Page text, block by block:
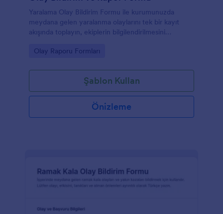
Yaralama Olay Bildirim Formu ile kurumunuzda
meydana gelen yaralanma olaylarını tek bir kayıt
akışında toplayın, ekiplerin bilgilendirilmesini
düzenli yönetin.
Go to Category:
Olay Raporu Formları
Şablon Kullan
Önizleme